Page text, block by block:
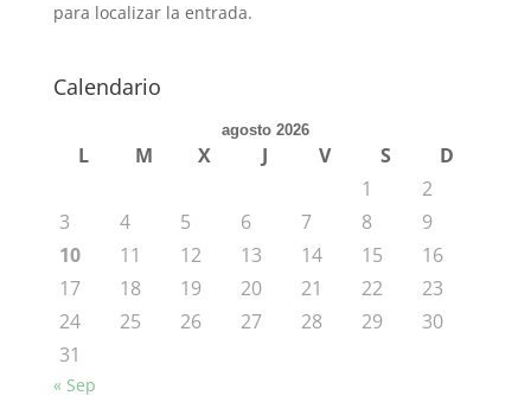
para localizar la entrada.
Calendario
agosto 2026
L M X J V S
D
1
2
3
4 5 6 7 8
9
10
11 12 13 14 15
16
17
18 19 20 21 22
23
24
25 26 27 28 29
30
31
« Sep